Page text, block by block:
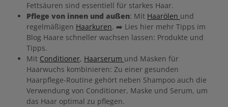
Fettsäuren sind essentiell für starkes Haar.
Pflege von innen und außen: Mit Haarölen und
regelmäßigen Haarkuren. ➡️ Lies hier mehr Tipps im
Blog Haare schneller wachsen lassen: Produkte und
Tipps.
Mit Conditioner, Haarserum und Masken für
Haarwuchs kombinieren: Zu einer gesunden
Haarpflege-Routine gehört neben Shampoo auch die
Verwendung von Conditioner, Maske und Serum, um
das Haar optimal zu pflegen.